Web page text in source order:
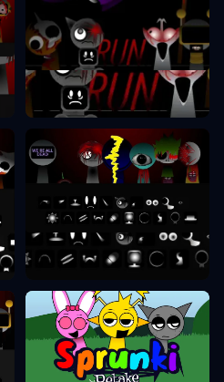
Sprunki Phase 7
Sprunki Phase 9